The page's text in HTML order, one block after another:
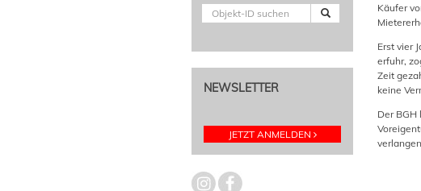
Käufer
Erst vier
erfuhr,
Zeit
keine
Der
NEWSLETTER
JETZT ANMELDEN